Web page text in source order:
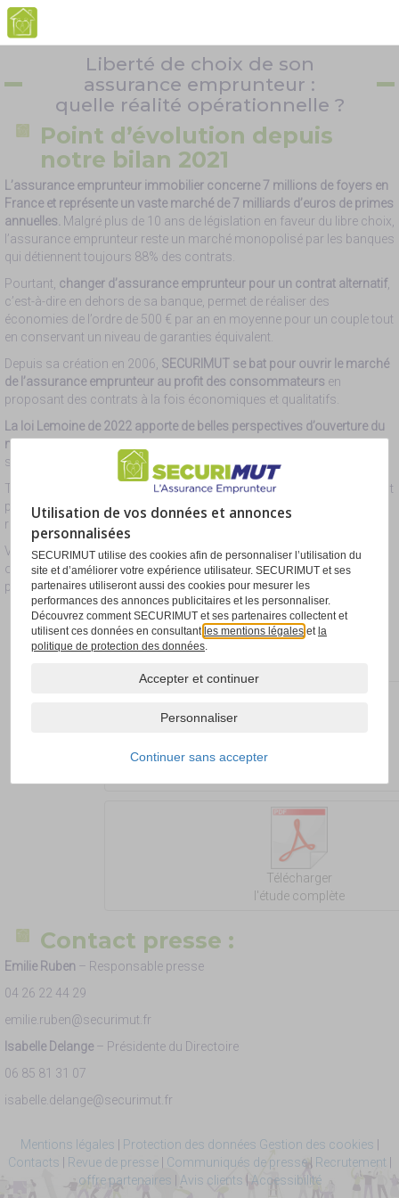
Liberté de choix de son
assurance emprunteur :
quelle réalité opérationnelle ?
Point d’évolution depuis
notre bilan 2021
L’assurance emprunteur immobilier concerne 7 millions de foyers en
France et représente un vaste marché de 7 milliards d’euros de primes
annuelles. Malgré plus de 10 ans de législation en faveur du libre choix,
l’assurance emprunteur reste un marché monopolisé par les banques
qui détiennent toujours 88% des contrats.
Pourtant, changer d’assurance emprunteur pour un contrat alternatif,
c’est-à-dire en dehors de sa banque, permet de réaliser des
économies de l’ordre de 500 € par an en moyenne pour un couple tout
en conservant un niveau de garanties équivalent.
Depuis sa création en 2006, SECURIMUT se bat pour ouvrir le marché
de l’assurance emprunteur au profit des consommateurs en
proposant des contrats à la fois économiques et qualitatifs.
La loi Lemoine de 2022 apporte de belles perspectives d’ouverture du
marché
secteur alternatif.
Toutefois, si cette réforme propose des avancées concrètes, elle n’est
pas pour autant déjà parvenue à traiter toutes les difficultés
rencontrées à ce jour, tant elles sont nombreuses et complexes.
Voici lesprincipales conclusions de notre étudequi porte sur les
observations de notre portefeuille sur l’année 2021 et met en
perspective les dispositions de la loi Lemoine.
Téléchargez l’étude sur
l’assurance emprunteur 2022
Télécharger
Télécharger
l'étude complète
Contact presse :
Emilie Ruben – Responsable presse
04 26 22 44 29
emilie.ruben@securimut.fr
Isabelle Delange – Présidente du Directoire
06 85 81 31 07
isabelle.delange@securimut.fr
Mentions légales Protection des données Gestion des cookies
Contacts
Revue de presse| Communiqués de presse| Recrutement
offre partenaires
Avis clients Accessibilité
Paramétrage des cookies
Utilisation de vos données et annonces
personnalisées
SECURIMUT utilise des cookies afin de personnaliser l’utilisation du
site et d’améliorer votre expérience utilisateur. SECURIMUT et ses
partenaires utiliseront aussi des cookies pour mesurer les
performances des annonces publicitaires et les personnaliser.
Découvrez comment SECURIMUT et ses partenaires collectent et
utilisent ces données en consultant les mentions légaleset la
politique de protection des données.
Accepter et continuer
Personnaliser
Continuer sans accepter